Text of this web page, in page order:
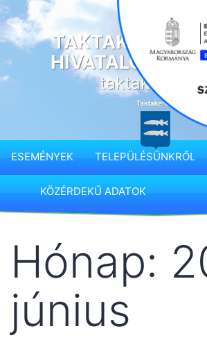
Ugrás
a
tartalomhozTAKTAKENÉZ
HIVATALOS
ESEMÉNYEK TELEPÜLÉSÜNKRŐL
KÖZÉRDEKŰ ADATOK
Hónap:
június